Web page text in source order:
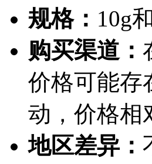
规格： 10g
购买渠道：
价格可能存
动，价格相
地区差异：